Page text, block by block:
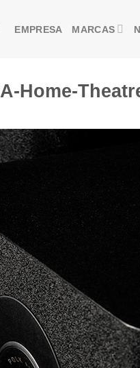
EMPRESA MARCAS
Home-